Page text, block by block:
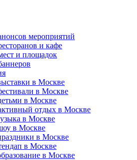
мероприятий
и кафе
и площадок
в Москве
в Москве
в Москве
отдых в Москве
в Москве
в Москве
в Москве
в Москве
в Москве